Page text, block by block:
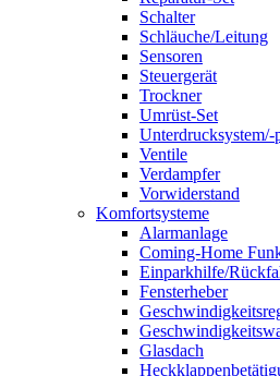
Schalter
Schläuche/Leitung
Sensoren
Steuergerät
Trockner
Umrüst-Set
Unterdrucksystem/-
Ventile
Verdampfer
Vorwiderstand
Komfortsysteme
Alarmanlage
Coming-Home
Einparkhilfe/
Fensterheber
Glasdach